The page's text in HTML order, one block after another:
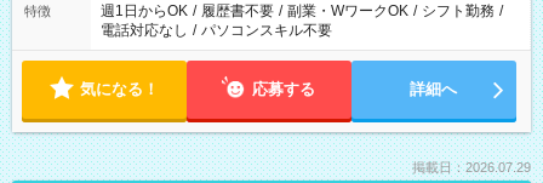
特徴 週1日からOK / 履歴書不要 / 副業・WワークOK / シフト勤務 /
電話対応なし / パソコンスキル不要
気になる！ 応募する 詳細へ
掲載日：2026.07.29